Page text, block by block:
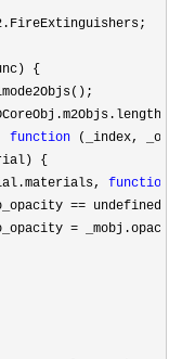
{
> 0
function (_index, _obj)
{
function
== undefined) {
= _mobj.opacity;